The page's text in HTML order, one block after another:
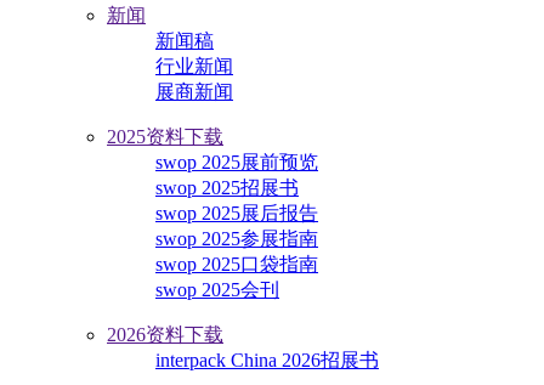
新闻
新闻稿
行业新闻
展商新闻
2025资料下载
swop 2025展前预览
swop 2025招展书
swop 2025展后报告
swop 2025参展指南
swop 2025口袋指南
swop 2025会刊
2026资料下载
interpack China 2026招展书